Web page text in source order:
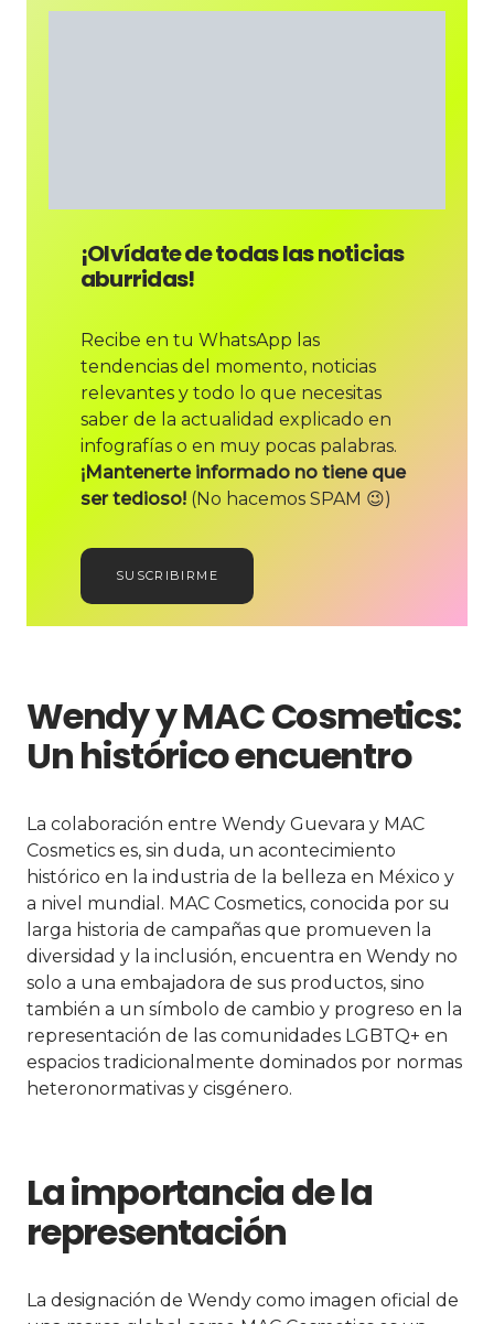
¡Olvídate de todas las noticias
aburridas!
Recibe en tu WhatsApp las
tendencias del momento, noticias
relevantes y todo lo que necesitas
saber de la actualidad explicado en
infografías o en muy pocas palabras.
¡Mantenerte informado no tiene que
ser tedioso!(No hacemos SPAM 😉)
SUSCRIBIRME
Wendy y MAC Cosmetics:
Un histórico encuentro
La colaboración entre Wendy Guevara y MAC
Cosmetics es, sin duda, un acontecimiento
histórico en la industria de la belleza en México y
a nivel mundial. MAC Cosmetics, conocida por su
larga historia de campañas que promueven la
diversidad y la inclusión, encuentra en Wendy no
solo a una embajadora de sus productos, sino
también a un símbolo de cambio y progreso en la
representación de las comunidades LGBTQ+ en
espacios tradicionalmente dominados por normas
heteronormativas y cisgénero.
La importancia de la
representación
La designación de Wendy como imagen oficial de